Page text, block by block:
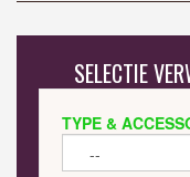
SELECTIE
TYPE &